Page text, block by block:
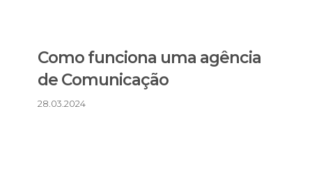
Como funciona uma agência
de Comunicação
28.03.2024